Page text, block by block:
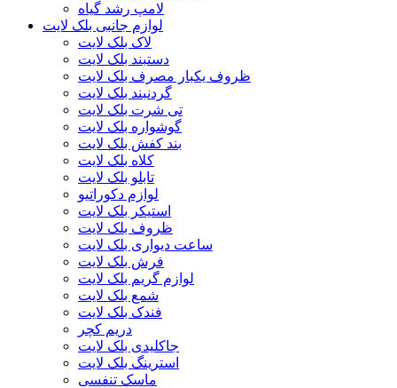
لامپ رشد گیاه
لوازم جانبی بلک لایت
لاک بلک لایت
دستبند بلک لایت
ظروف یکبار مصرف بلک لایت
گردنبند بلک لایت
تی شرت بلک لایت
گوشواره بلک لایت
بند کفش بلک لایت
کلاه بلک لایت
تابلو بلک لایت
لوازم دکوراتیو
استیکر بلک لایت
ظروف بلک لایت
ساعت دیواری بلک لایت
فرش بلک لایت
لوازم گریم بلک لایت
شمع بلک لایت
فندک بلک لایت
دریم کچر
جاکلیدی بلک لایت
استرینگ بلک لایت
ماسک تنفسی